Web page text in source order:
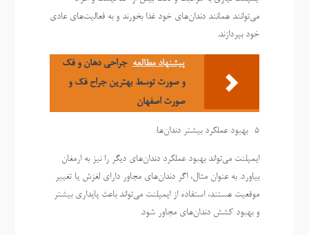
می‌توانند همانند دندان‌های خود غذا بخورند و به فعالیت‌های عادی
خود بپردازند.
پیشنهاد مطالعه جراحی دهان و فک
و صورت توسط بهترین جراح فک و
صورت اصفهان
5- بهبود عملکرد بیشتر دندان‌ها:
ایمپلنت می‌تواند بهبود عملکرد دندان‌های دیگر را نیز به ارمغان
بیاورد. به عنوان مثال، اگر دندان‌های مجاور دارای لغزش یا تغییر
موقعیت هستند، استفاده از ایمپلنت می‌تواند باعث پایداری بیشتر
و بهبود کشش دندان‌های مجاور شود.